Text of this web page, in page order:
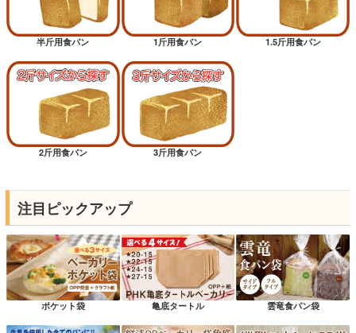
半斤用食パン 1斤用食パン 1.5斤用食パン
2斤用食パン 3斤用食パン
注目ピックアップ
ポケット袋 亀底タートル 雲竜食パン袋